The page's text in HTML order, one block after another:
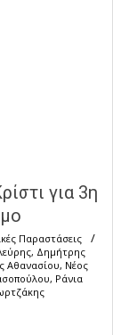
για 3η
Παραστάσεις
, Δημήτρης
Αθανασίου, Νέος
, Ράνια